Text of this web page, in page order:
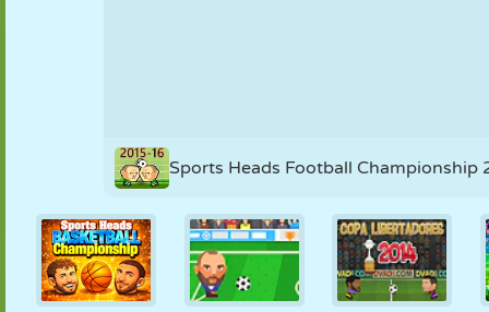
Sports Heads Football Championship